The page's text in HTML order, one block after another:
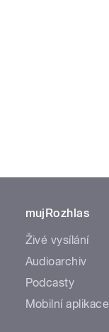
mujRozhlas
Živé vysílání
Audioarchiv
Podcasty
Mobilní aplikace